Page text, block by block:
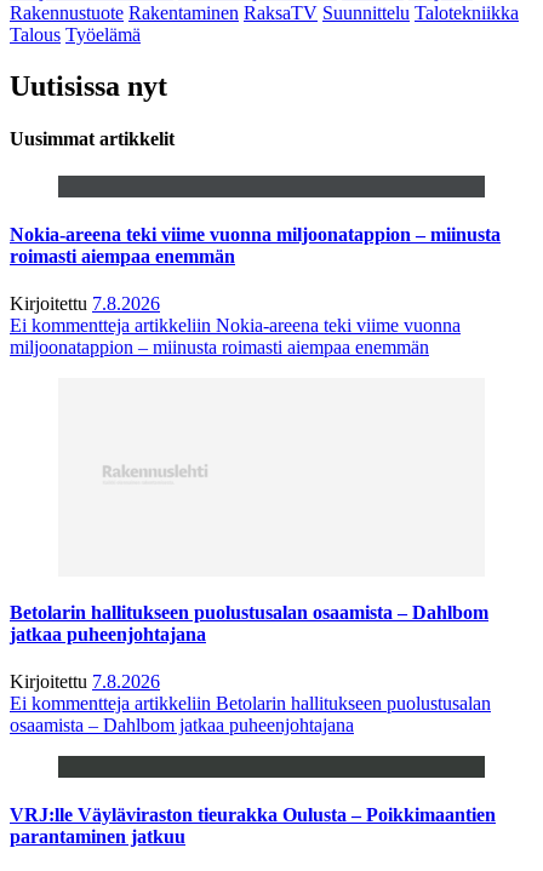
Rakennustuote Rakentaminen RaksaTV Suunnittelu Talotekniikka
Talous Työelämä
Uutisissa nyt
Uusimmat artikkelit
Nokia-areena teki viime vuonna miljoonatappion – miinusta
roimasti aiempaa enemmän
Kirjoitettu 7.8.2026
Ei kommentteja artikkeliin Nokia-areena teki viime vuonna
miljoonatappion – miinusta roimasti aiempaa enemmän
Betolarin hallitukseen puolustusalan osaamista – Dahlbom
jatkaa puheenjohtajana
Kirjoitettu 7.8.2026
Ei kommentteja artikkeliin Betolarin hallitukseen puolustusalan
osaamista – Dahlbom jatkaa puheenjohtajana
VRJ:lle Väyläviraston tieurakka Oulusta – Poikkimaantien
parantaminen jatkuu